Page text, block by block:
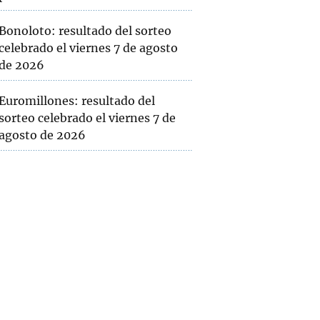
resultado del sorteo
el viernes 7 de agosto
2026
resultado del
celebrado el viernes 7 de
de 2026